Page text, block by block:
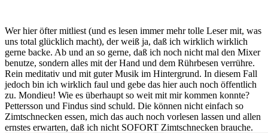
Wer hier öfter mitliest (und es lesen immer mehr tolle Leser mit, was
uns total glücklich macht), der weiß ja, daß ich wirklich wirklich
gerne backe. Ab und an so gerne, daß ich noch nicht mal den Mixer
benutze, sondern alles mit der Hand und dem Rührbesen verrühre.
Rein meditativ und mit guter Musik im Hintergrund. In diesem Fall
jedoch bin ich wirklich faul und gebe das hier auch noch öffentlich
zu. Mondieu! Wie es überhaupt so weit mit mir kommen konnte?
Pettersson und Findus sind schuld. Die können nicht einfach so
Zimtschnecken essen, mich das auch noch vorlesen lassen und allen
ernstes erwarten, daß ich nicht SOFORT Zimtschnecken brauche.